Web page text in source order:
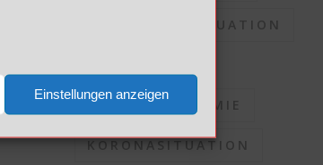
Einstellungen anzeigen
INFEKTIONSSITUATION
KORONAPANDEMIE
KORONASITUATION